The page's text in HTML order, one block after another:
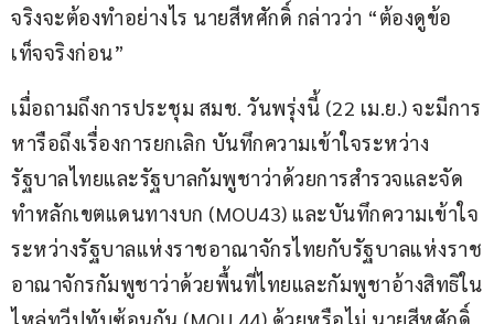
จริงจะต้องทำอย่างไร นายสีหศักดิ์ กล่าวว่า “ต้องดูข้อ
เท็จจริงก่อน”
เมื่อถามถึงการประชุม สมช. วันพรุ่งนี้ (22 เม.ย.) จะมีการ
หารือถึงเรื่องการยกเลิก บันทึกความเข้าใจระหว่าง
รัฐบาลไทยและรัฐบาลกัมพูชาว่าด้วยการสำรวจและจัด
ทำหลักเขตแดนทางบก (MOU43) และบันทึกความเข้าใจ
ระหว่างรัฐบาลแห่งราชอาณาจักรไทยกับรัฐบาลแห่งราช
อาณาจักรกัมพูชาว่าด้วยพื้นที่ไทยและกัมพูชาอ้างสิทธิใน